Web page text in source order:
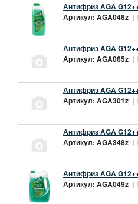
Антифриз AGA
Артикул: AGA048z |
Антифриз AGA
Артикул: AGA065z |
Антифриз AGA
Артикул: AGA301z |
Антифриз AGA
Артикул: AGA348z |
Антифриз AGA
Артикул: AGA049z |